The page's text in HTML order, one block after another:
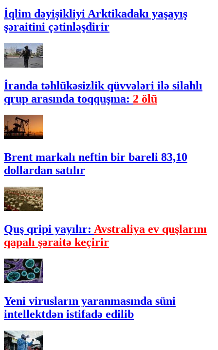
İqlim dəyişikliyi Arktikadakı yaşayış
şəraitini çətinləşdirir
İranda təhlükəsizlik qüvvələri ilə silahlı
qrup arasında toqquşma: 2 ölü
Brent markalı neftin bir bareli 83,10
dollardan satılır
Quş qripi yayılır: Avstraliya ev quşlarını
qapalı şəraitə keçirir
Yeni virusların yaranmasında süni
intellektdən istifadə edilib